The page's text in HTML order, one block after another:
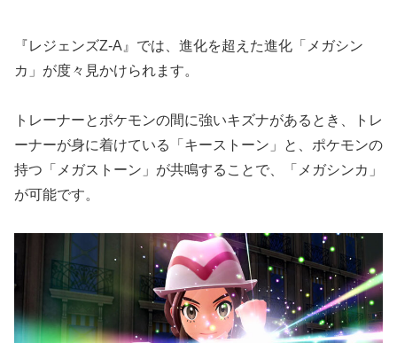
『レジェンズZ-A』では、進化を超えた進化「メガシン
カ」が度々見かけられます。
トレーナーとポケモンの間に強いキズナがあるとき、トレ
ーナーが身に着けている「キーストーン」と、ポケモンの
持つ「メガストーン」が共鳴することで、「メガシンカ」
が可能です。